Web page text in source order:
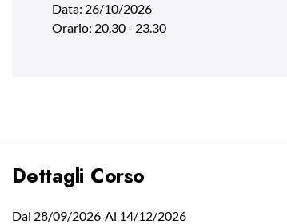
Data: 26/10/2026
Orario: 20.30 - 23.30
Dettagli Corso
Dal 28/09/2026 Al 14/12/2026